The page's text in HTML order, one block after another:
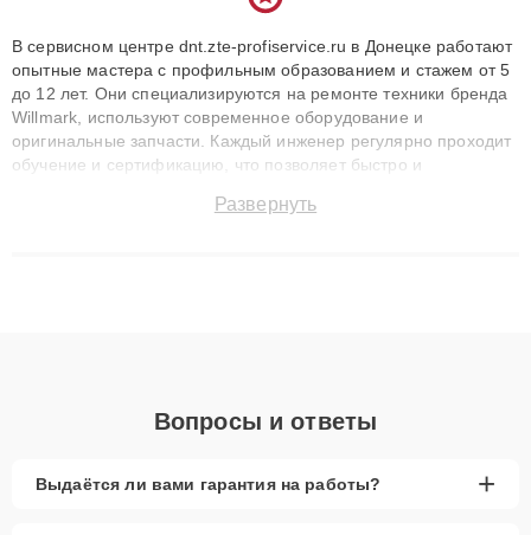
В сервисном центре dnt.zte-profiservice.ru в Донецке работают
опытные мастера с профильным образованием и стажем от 5
до 12 лет. Они специализируются на ремонте техники бренда
Willmark, используют современное оборудование и
оригинальные запчасти. Каждый инженер регулярно проходит
обучение и сертификацию, что позволяет быстро и
сохранением гарантии до 3 лет. Наши мастера решают
Развернуть
Вопросы и ответы
Выдаётся ли вами гарантия на работы? +